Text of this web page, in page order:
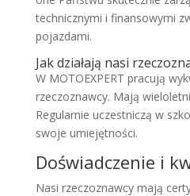
technicznymi i finansowymi
pojazdami.
Jak działają nasi
W MOTOEXPERT pracują
rzeczoznawcy. Mają
Regularnie uczestniczą w
swoje umiejętności.
Doświadczenie i
Nasi rzeczoznawcy mają